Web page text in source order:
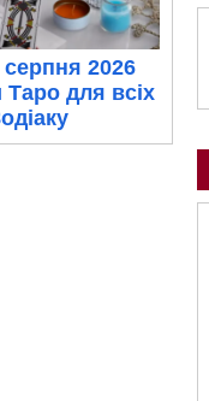
2026
Таро для всіх